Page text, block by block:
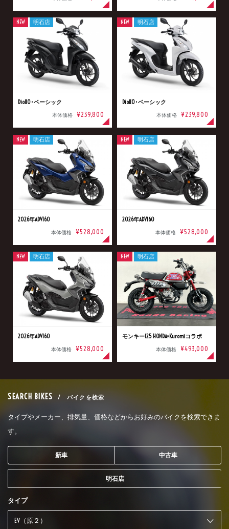
Dio110･ベーシック
本体価格 ¥239,800
NEW 明石店
Dio110･ベーシック
本体価格 ¥239,800
NEW 明石店
2026年ADV160
本体価格 ¥528,000
NEW 明石店
2026年ADV160
本体価格 ¥528,000
NEW 明石店
2026年ADV160
本体価格 ¥528,000
NEW 明石店
モンキー125 HONDA×Kuromiコラボ
本体価格 ¥493,000
NEW 明石店
SEARCH BIKES / バイクを検索
タイプやメーカー、排気量、価格などからお好みのバイクを検索できま
す。
新車 中古車
明石店
タイプ